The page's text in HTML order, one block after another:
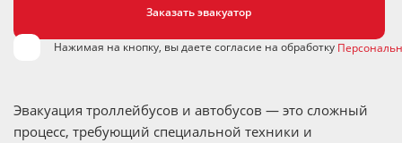
Нажимая на кнопку, вы даете согласие на обработку
Эвакуация троллейбусов и автобусов — это сложный
процесс, требующий специальной техники и